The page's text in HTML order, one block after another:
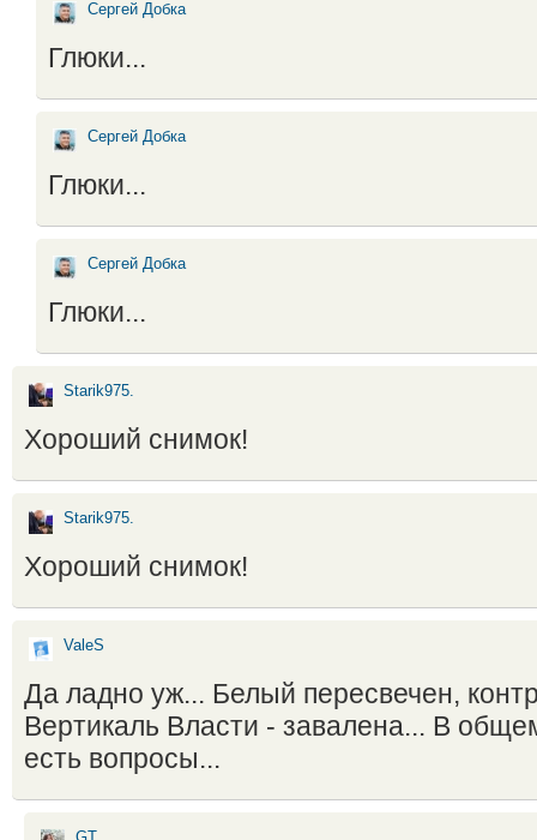
Сергей Добка
Глюки...
Сергей Добка
Глюки...
Сергей Добка
Глюки...
Starik975.
Хороший снимок!
Starik975.
Хороший снимок!
ValeS
Да ладно уж... Белый пересвечен,
Вертикаль Власти - завалена... В
есть вопросы...